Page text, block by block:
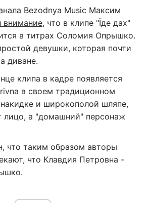
Bezodnya Music Максим
внимание, что в клипе "Їде дах"
в титрах Соломия Опрышко.
девушки, которая почти
диване.
клипа в кадре появляется
в своем традиционном
и широкополой шляпе,
лицо, а "домашний" персонаж
что таким образом авторы
что Клавдия Петровна -